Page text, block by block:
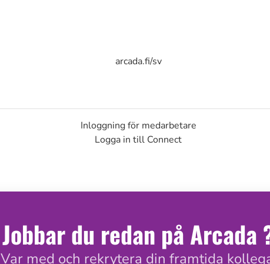
arcada.fi/sv
Inloggning för medarbetare
Logga in till Connect
Jobbar du redan på Arcada
Var med och rekrytera din framtida